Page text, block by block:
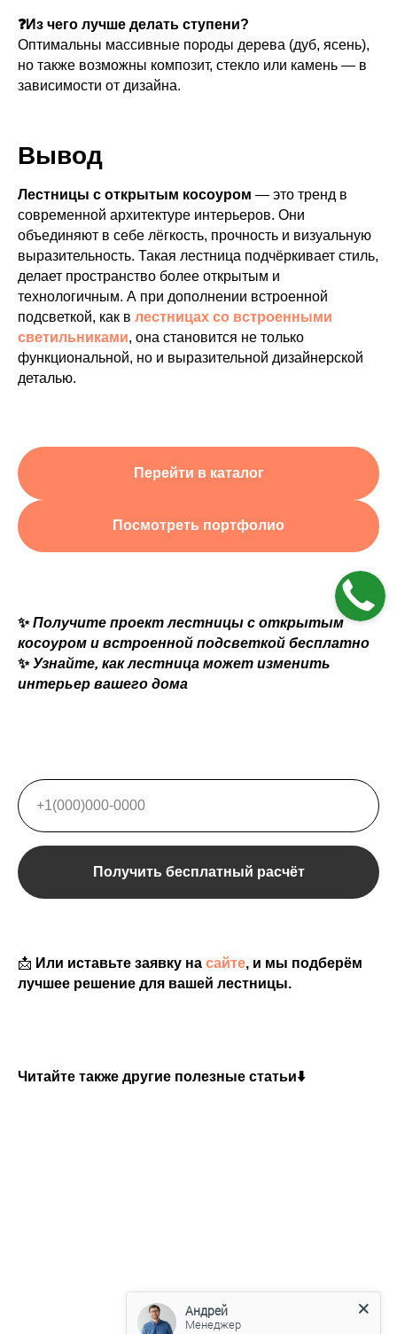
❓Из чего лучше делать ступени?
Оптимальны массивные породы дерева (дуб, ясень),
но также возможны композит, стекло или камень — в
зависимости от дизайна.
Вывод
Лестницы с открытым косоуром — это тренд в
современной архитектуре интерьеров. Они
объединяют в себе лёгкость, прочность и визуальную
выразительность. Такая лестница подчёркивает стиль,
делает пространство более открытым и
технологичным. А при дополнении встроенной
подсветкой, как в лестницах со встроенными
светильниками, она становится не только
функциональной, но и выразительной дизайнерской
деталью.
Перейти в каталог
Посмотреть портфолио
✨Получите проект лестницы с открытым
косоуром и встроенной подсветкой бесплатно
✨Узнайте, как лестница может изменить
интерьер вашего дома
Получить бесплатный расчёт
📩 Или иставьте заявку на сайте, и мы подберём
лучшее решение для вашей лестницы.
Читайте также другие полезные статьи⬇️
Андрей
Менеджер